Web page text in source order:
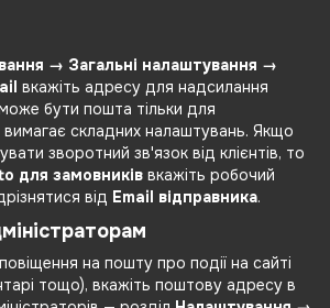
→ Загальні налаштування →
вкажіть адресу для надсилання
бути пошта тільки для
вимагає складних налаштувань. Якщо
зворотний зв'язок від клієнтів, то
для замовників вкажіть робочий
від Email відправника.
на пошту про події на сайті
тощо), вкажіть поштову адресу в